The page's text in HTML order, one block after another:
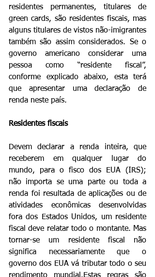
residentes permanentes, titulares de
green cards, são residentes fiscais, mas
alguns titulares de vistos não-imigrantes
também são assim considerados. Se o
governo americano considerar uma
pessoa como “residente fiscal”,
conforme explicado abaixo, esta terá
que apresentar uma declaração de
renda neste país.
Residentes fiscais
Devem declarar a renda inteira, que
receberem em qualquer lugar do
mundo, para o fisco dos EUA (IRS);
não importa se uma parte ou toda a
renda foi resultada de aplicações ou de
atividades econômicas desenvolvidas
fora dos Estados Unidos, um residente
fiscal deve relatar todo o montante. Mas
tornar-se um residente fiscal não
significa necessariamente que o
governo dos EUA vá tributar todo o seu